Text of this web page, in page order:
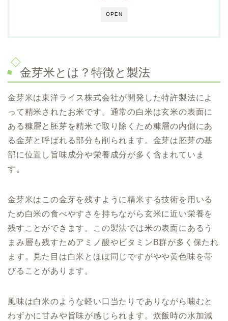
OPEN
金芽米とは？特徴と製法
金芽米は東洋ライス株式会社が開発した特許製法によ
って精米されたお米です。通常の白米は玄米の表面に
ある糠層と胚芽を精米で取り除くため糠層の内側にあ
る金芽と呼ばれる部分も削られます。金芽は胚芽の基
部に位置し旨味成分や栄養成分が多く含まれていま
す。
金芽米はこの金芽を残すように精米する技術を用いる
ため白米の食べやすさを持ちながら玄米に近い栄養を
残すことができます。この製法では米の表面にあるう
まみ層も残すためアミノ酸やビタミンB群が多く保たれ
ます。見た目は白米とほぼ同じですがやや黄色味を帯
びることがあります。
風味は白米のような軽い口当たりでありながら噛むと
わずかに甘みや旨味が感じられます。炊飯時の水加減